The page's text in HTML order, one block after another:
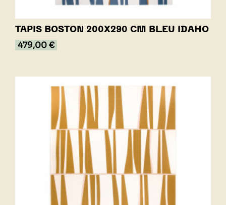
TAPIS BOSTON 200X290 CM BLEU IDAHO
479,00 €